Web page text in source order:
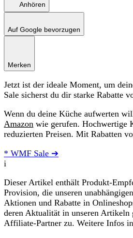
Anhören
Auf Google bevorzugen
Merken
Jetzt ist der ideale Moment, um
Sale sicherst du dir starke Rabatte
Wenn du deine Küche aufwerten
Amazon wie gerufen. Hochwertige
reduzierten Preisen. Mit Rabatten
* WMF Sale ➔
i
Dieser Artikel enthält Produkt-
Provision, die unseren
Aktionen und Rabatte in
deren Aktualität in unseren
Affiliate-Partner zu. Weitere Infos